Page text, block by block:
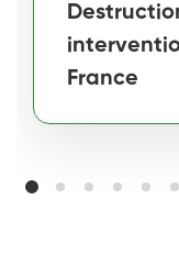
France